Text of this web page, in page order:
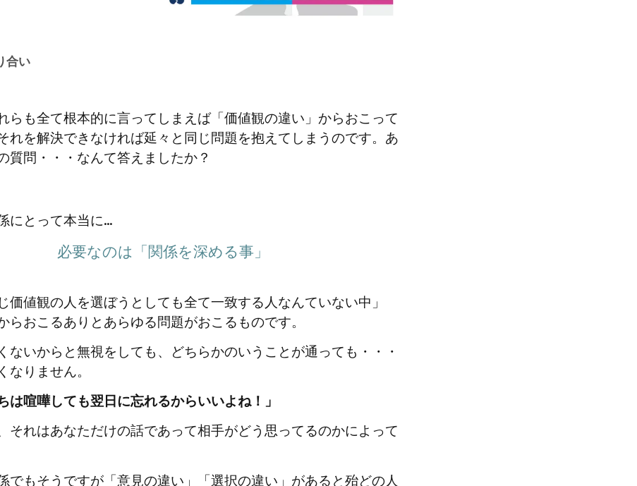
合い
らも全て根本的に言ってしまえば「価値観の違い」からおこって
れを解決できなければ延々と同じ問題を抱えてしまうのです。あ
質問・・・なんて答えましたか？
にとって本当に...
必要なのは「関係を深める事」
価値観の人を選ぼうとしても全て一致する人なんていない中」
らおこるありとあらゆる問題がおこるものです。
ないからと無視をしても、どちらかのいうことが通っても・・・
なりません。
は喧嘩しても翌日に忘れるからいいよね！」
それはあなただけの話であって相手がどう思ってるのかによって
でもそうですが「意見の違い」「選択の違い」があると殆どの人